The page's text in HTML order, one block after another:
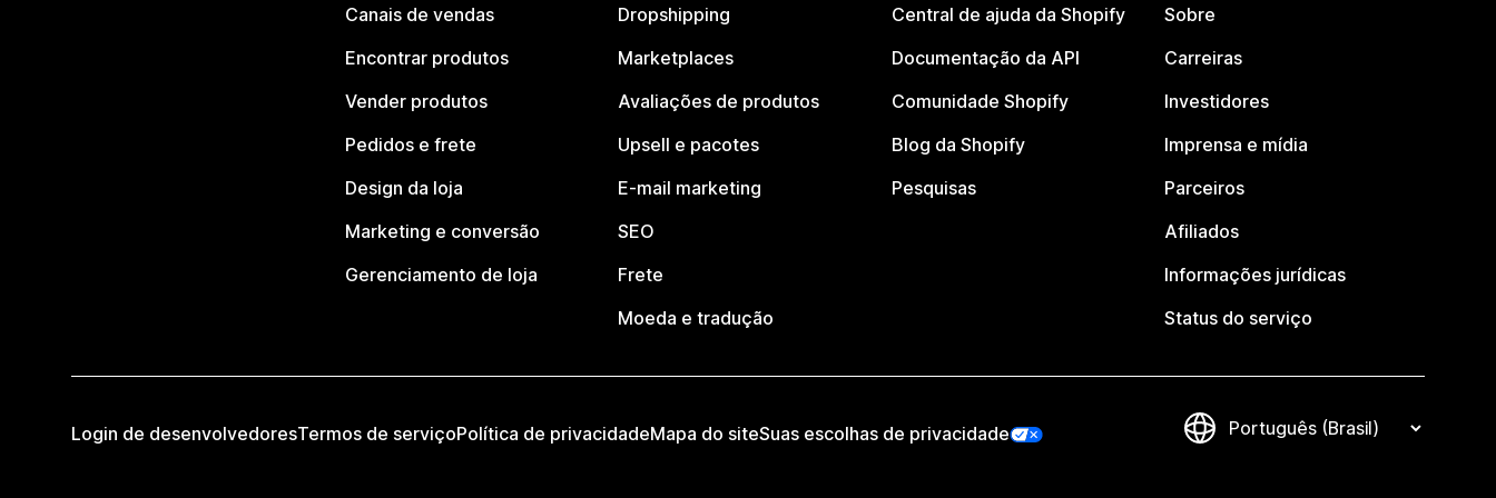
Canais de vendas
Encontrar produtos
Vender produtos
Pedidos e frete
Design da loja
Marketing e conversão
Gerenciamento de loja
Dropshipping
Marketplaces
Avaliações de produtos
Upsell e pacotes
E-mail marketing
SEO
Frete
Moeda e tradução
Central de ajuda da Shopify
Documentação da API
Comunidade Shopify
Blog da Shopify
Pesquisas
Sobre
Carreiras
Investidores
Imprensa e mídia
Parceiros
Afiliados
Informações jurídicas
Status do serviço
Login de desenvolvedoresTermos de serviçoPolítica de privacidadeMapa do siteSuas escolhas de privacidade